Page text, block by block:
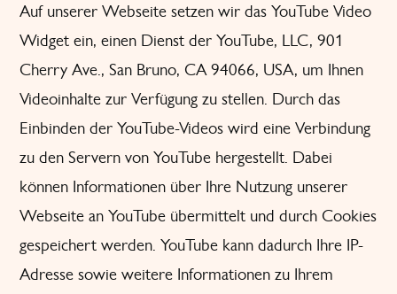
Auf unserer Webseite setzen wir das YouTube Video
Widget ein, einen Dienst der YouTube, LLC, 901
Cherry Ave., San Bruno, CA 94066, USA, um Ihnen
Videoinhalte zur Verfügung zu stellen. Durch das
Einbinden der YouTube-Videos wird eine Verbindung
zu den Servern von YouTube hergestellt. Dabei
können Informationen über Ihre Nutzung unserer
Webseite an YouTube übermittelt und durch Cookies
gespeichert werden. YouTube kann dadurch Ihre IP-
Adresse sowie weitere Informationen zu Ihrem